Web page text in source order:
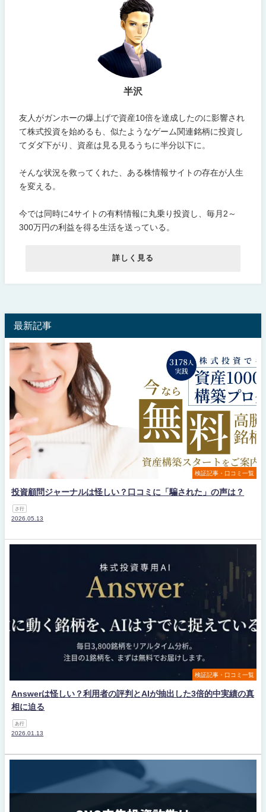
半沢
友人がガンホーの爆上げで資産10倍を達成したのに影響され
て株式投資を始めるも、似たようなゲーム関連銘柄に投資し
てダダ下がり、資産は見る見るうちに半分以下に。
そんな状況を救ってくれた、ある株情報サイトの存在が人生
を変える。
今では同時に4サイトの有料情報に丸乗り投資し、毎月2～
300万円の利益を得る生活を送っている。
詳しく見る
最新記事
検証記事・口コミ一覧
投資顧問ジャーナルは怪しい？口コミに「騙された」の声は？
さ行
2026.05.13
検証記事・口コミ一覧
Answerは怪しい？利用者の評判とAIが抽出した3倍的中実績の真
相に迫る
あ行
2026.01.13